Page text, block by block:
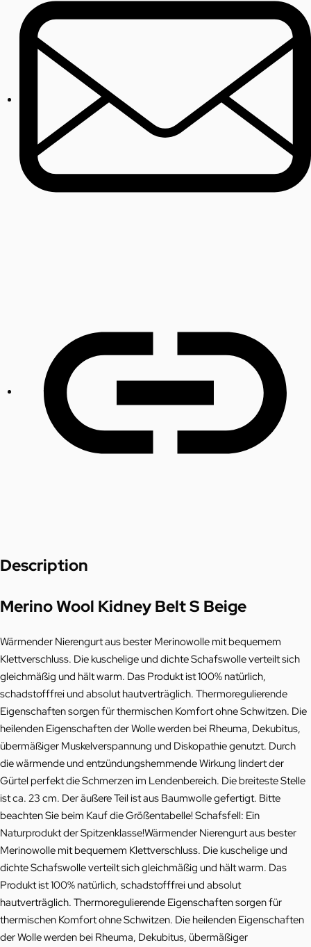
Description
Merino Wool Kidney Belt S Beige
Wärmender Nierengurt aus bester Merinowolle mit bequemem
Klettverschluss. Die kuschelige und dichte Schafswolle verteilt sich
gleichmäßig und hält warm. Das Produkt ist 100% natürlich,
schadstofffrei und absolut hautverträglich. Thermoregulierende
Eigenschaften sorgen für thermischen Komfort ohne Schwitzen. Die
heilenden Eigenschaften der Wolle werden bei Rheuma, Dekubitus,
übermäßiger Muskelverspannung und Diskopathie genutzt. Durch
die wärmende und entzündungshemmende Wirkung lindert der
Gürtel perfekt die Schmerzen im Lendenbereich. Die breiteste Stelle
ist ca. 23 cm. Der äußere Teil ist aus Baumwolle gefertigt. Bitte
beachten Sie beim Kauf die Größentabelle! Schafsfell: Ein
Naturprodukt der Spitzenklasse!Wärmender Nierengurt aus bester
Merinowolle mit bequemem Klettverschluss. Die kuschelige und
dichte Schafswolle verteilt sich gleichmäßig und hält warm. Das
Produkt ist 100% natürlich, schadstofffrei und absolut
hautverträglich. Thermoregulierende Eigenschaften sorgen für
thermischen Komfort ohne Schwitzen. Die heilenden Eigenschaften
der Wolle werden bei Rheuma, Dekubitus, übermäßiger